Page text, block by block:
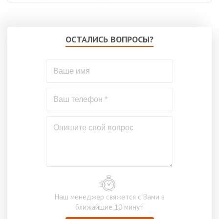
ОСТАЛИСЬ ВОПРОСЫ?
Наш менеджер свяжется с Вами в
ближайшие 10 минут